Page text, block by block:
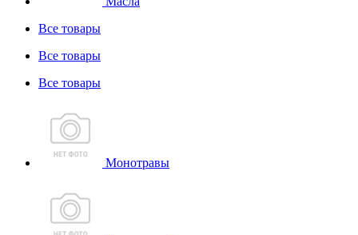
Все товары
Все товары
Все товары
Монотравы